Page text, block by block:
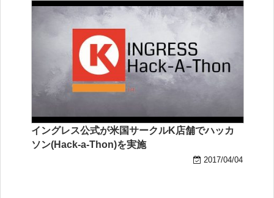
イングレス公式が米国サークルK店舗でハッカ
ソン(Hack-a-Thon)を実施
2017/04/04